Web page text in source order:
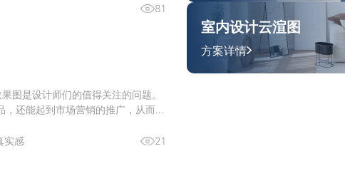
投入的优先级一直是关键问题。核
81
图是设计师们的值得关注的问题。
还能起到市场营销的推广，从而激
体特性选材质，如金属用“金属”明
实感 21
室内设计云渲图
方案详情